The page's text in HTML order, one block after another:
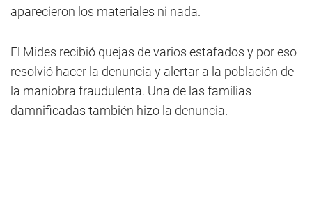
aparecieron los materiales ni nada.
El Mides recibió quejas de varios estafados y por eso
resolvió hacer la denuncia y alertar a la población de
la maniobra fraudulenta. Una de las familias
damnificadas también hizo la denuncia.